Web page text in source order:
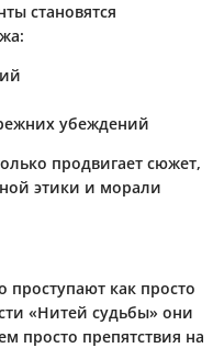
становятся
убеждений
продвигает сюжет,
этики и морали
проступают как просто
«Нитей судьбы» они
просто препятствия на